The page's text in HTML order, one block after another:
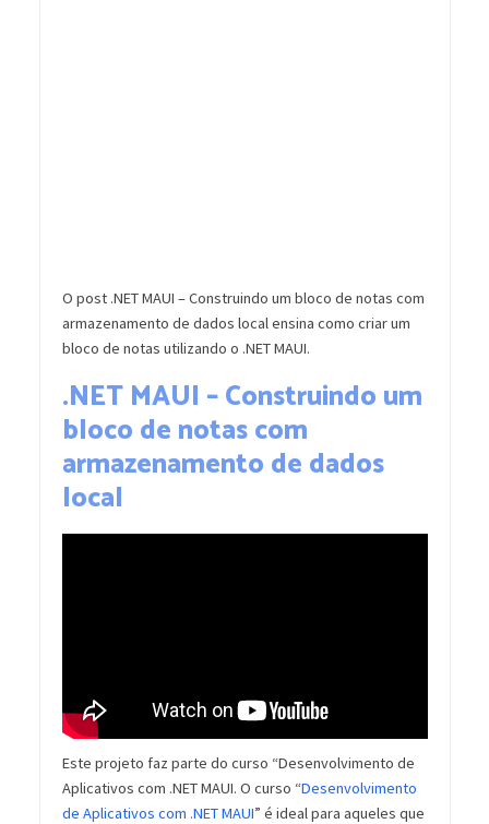
O post .NET MAUI – Construindo um bloco de notas com
armazenamento de dados local ensina como criar um
bloco de notas utilizando o .NET MAUI.
.NET MAUI – Construindo um
bloco de notas com
armazenamento de dados
local
Este projeto faz parte do curso “Desenvolvimento de
Aplicativos com .NET MAUI. O curso “Desenvolvimento
de Aplicativos com .NET MAUI” é ideal para aqueles que